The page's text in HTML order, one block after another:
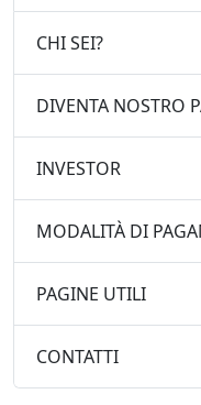
CHI SEI?
DIVENTA NOSTRO
INVESTOR
MODALITÀ DI
PAGINE UTILI
CONTATTI